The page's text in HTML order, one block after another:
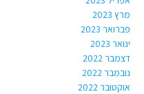
מרץ 2023
פברואר 2023
ינואר 2023
דצמבר 2022
נובמבר 2022
אוקטובר 2022